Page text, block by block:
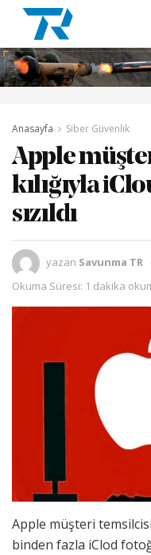
Anasayfa Siber Güvenlik
Apple
kılığıyla
sızıldı
yazan Savunma TR
Okuma Süresi: 1 dakika
Apple müşteri temsilcisi
binden fazla iClod